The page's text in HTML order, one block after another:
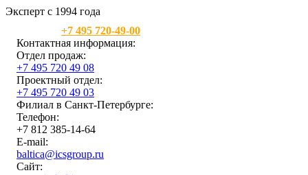
Эксперт с 1994 года
+7 495 720-49-00
Контактная информация:
Отдел продаж:
+7 495 720 49 08
Проектный отдел:
+7 495 720 49 03
Филиал в Санкт-Петербурге:
Телефон:
+7 812 385-14-64
E-mail:
baltica@icsgroup.ru
Сайт: